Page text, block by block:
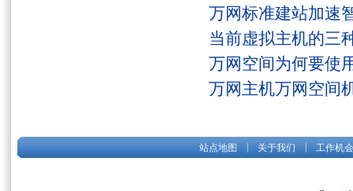
万网标准建站加速
当前虚拟主机的三
万网空间为何要使
万网主机万网空间
站点地图 关于我们 工作机会